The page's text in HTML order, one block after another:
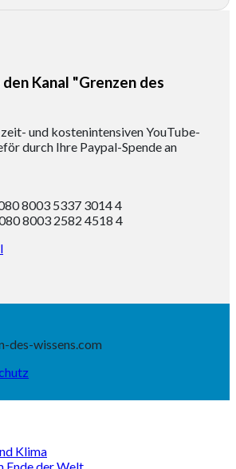
Kanal "Grenzen des
und kostenintensiven YouTube-
durch Ihre Paypal-Spende an
8003 5337 3014 4
8003 2582 4518 4
des-wissens.com
Klima
Ende der Welt